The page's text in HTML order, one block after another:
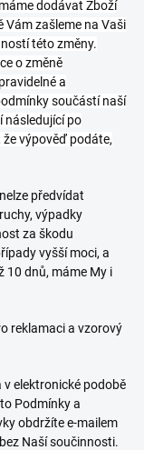
dodávat Zboží
Vám zašleme na Vaši
této změny.
o změně
a
součástí naší
následující po
výpověď podáte,
předvídat
výpadky
za škodu
vyšší moci, a
10 dnů, máme My i
reklamaci a vzorový
v elektronické podobě
Podmínky a
obdržíte e-mailem
Naší součinnosti.